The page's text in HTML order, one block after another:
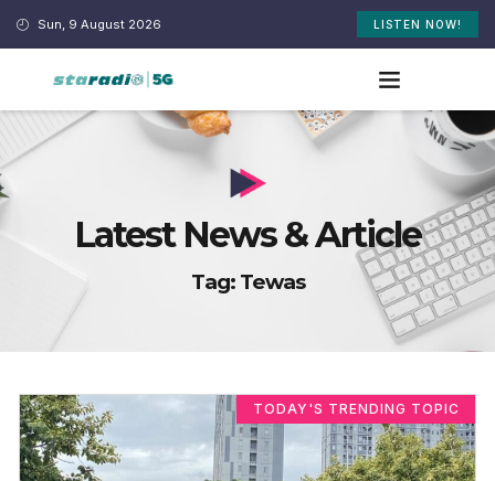
Sun, 9 August 2026 LISTEN NOW!
Latest News & Article
Tag: Tewas
TODAY'S TRENDING TOPIC